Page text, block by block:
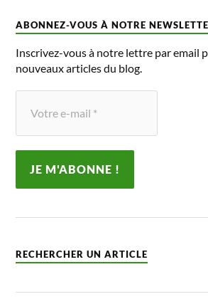
ABONNEZ-VOUS À NOTRE
Inscrivez-vous à notre lettre par email
nouveaux articles du blog.
RECHERCHER UN ARTICLE